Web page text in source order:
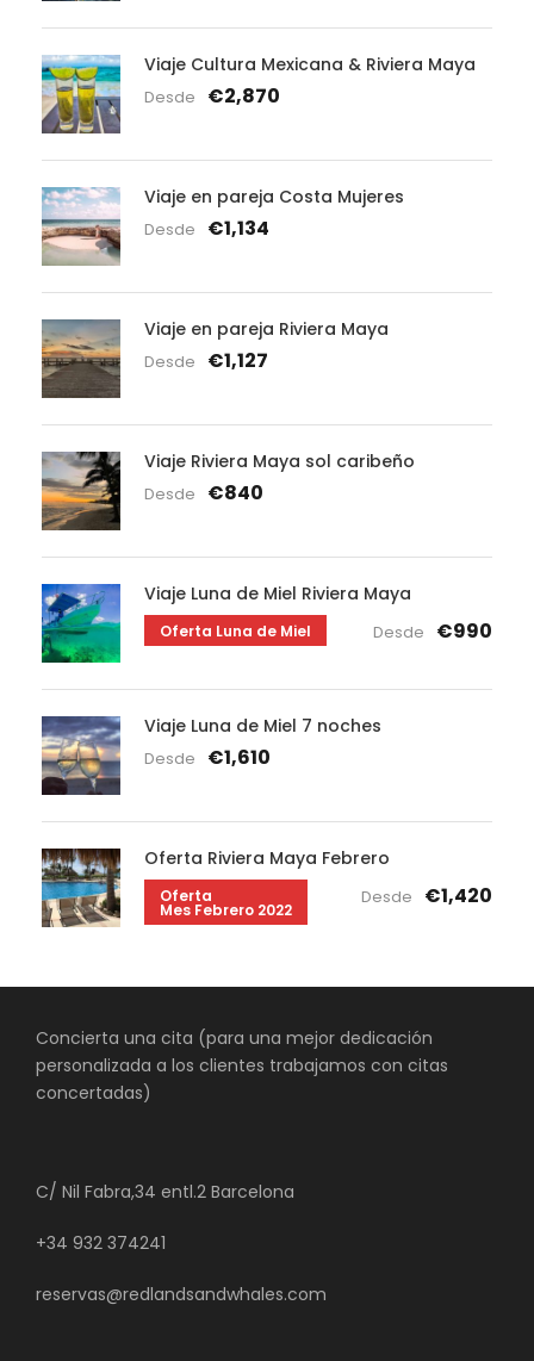
Viaje Cultura Mexicana & Riviera Maya
Desde €2,870
Viaje en pareja Costa Mujeres
Desde €1,134
Viaje en pareja Riviera Maya
Desde €1,127
Viaje Riviera Maya sol caribeño
Desde €840
Viaje Luna de Miel Riviera Maya
Oferta Luna de Miel Desde €990
Viaje Luna de Miel 7 noches
Desde €1,610
Oferta Riviera Maya Febrero
Oferta
Mes Febrero 2022
Desde €1,420
Concierta una cita (para una mejor dedicación
personalizada a los clientes trabajamos con citas
concertadas)
C/ Nil Fabra,34 entl.2 Barcelona
+34 932 374241
reservas@redlandsandwhales.com